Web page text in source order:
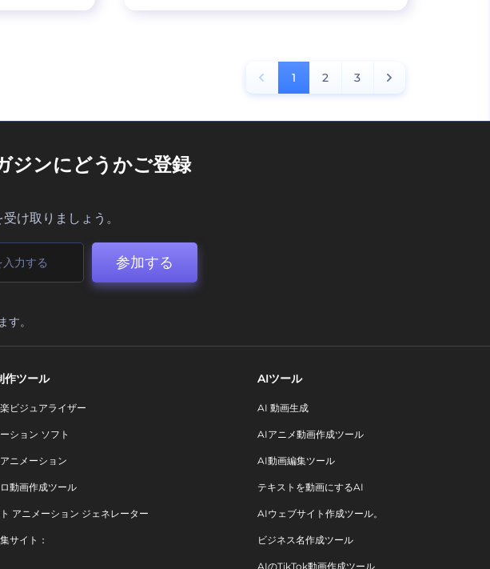
1 2 3
ジンにどうかご登録
け取りましょう。
参加する
す。
作ツール
ビジュアライザー
ション ソフト
ニメーション
動画作成ツール
アニメーション ジェネレーター
サイト：
AIツール
AI 動画生成
AIアニメ動画作成ツール
AI動画編集ツール
テキストを動画にするAI
AIウェブサイト作成ツール。
ビジネス名作成ツール
AIのTikTok動画作成ツール